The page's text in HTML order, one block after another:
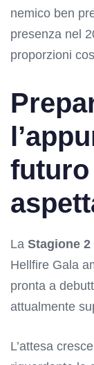
nemico ben
presenza nel
proporzioni
futuro
La Stagione
Hellfire Gala
pronta a
attualmente
L’attesa